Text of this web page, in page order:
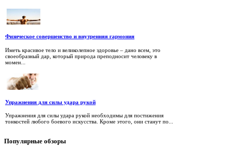
Физическое совершенство и внутренняя гармония
Иметь красивое тело и великолепное здоровье – дано всем, это
своеобразный дар, который природа преподносит человеку в
момен...
Упражнения для силы удара рукой
Упражнения для силы удара рукой необходимы для постижения
тонкостей любого боевого искусства. Кроме этого, они станут по...
Популярные обзоры